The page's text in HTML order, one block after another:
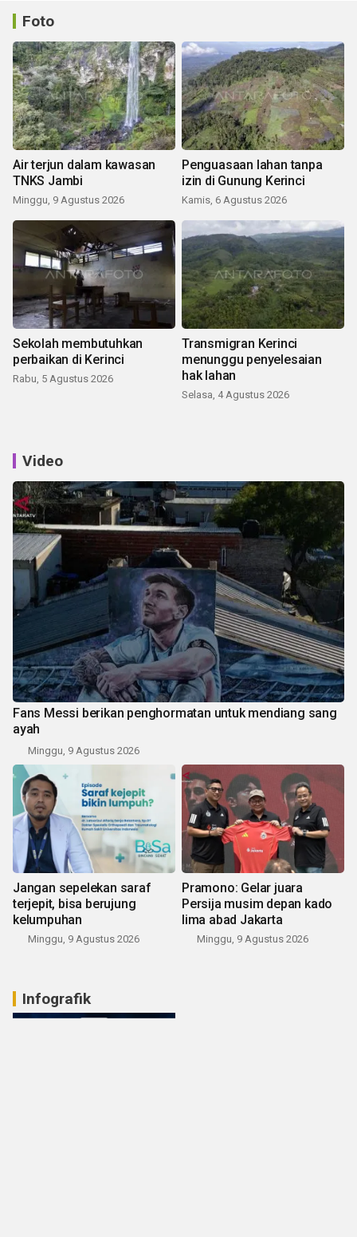
Foto
Air terjun dalam kawasan
TNKS Jambi
Minggu, 9 Agustus 2026
Penguasaan lahan tanpa
izin di Gunung Kerinci
Kamis, 6 Agustus 2026
Sekolah membutuhkan
perbaikan di Kerinci
Rabu, 5 Agustus 2026
Transmigran Kerinci
menunggu penyelesaian
hak lahan
Selasa, 4 Agustus 2026
Video
Fans Messi berikan penghormatan untuk mendiang sang
ayah
Minggu, 9 Agustus 2026
Jangan sepelekan saraf
terjepit, bisa berujung
kelumpuhan
Minggu, 9 Agustus 2026
Pramono: Gelar juara
Persija musim depan kado
lima abad Jakarta
Minggu, 9 Agustus 2026
Infografik